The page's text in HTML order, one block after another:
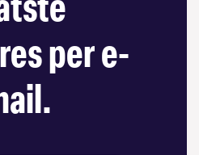
per e-